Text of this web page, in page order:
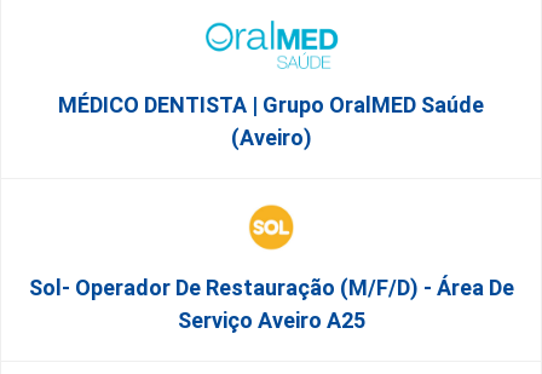
MÉDICO DENTISTA | Grupo OralMED Saúde
(Aveiro)
Sol- Operador De Restauração (m/f/d) - Área De
Serviço Aveiro A25